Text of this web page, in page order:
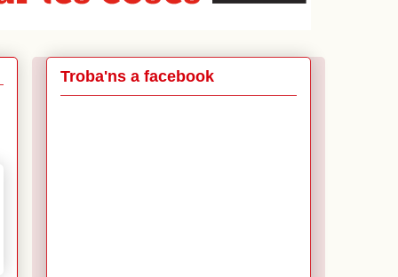
Troba'ns a facebook